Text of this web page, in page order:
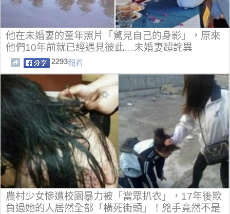
他在未婚妻的童年照片「驚見自己的身影」，原來
他們10年前就已經遇見彼此…未婚妻超詫異
2293觀看
農村少女慘遭校園暴力被「當眾扒衣」，17年後欺
負過她的人居然全部「橫死街頭」！兇手竟然不是